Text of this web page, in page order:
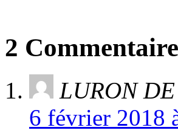
2
LURON
6 février 2018